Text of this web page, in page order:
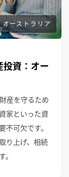
オーストラリア
投資：オー
産を守るため
家といった資
可欠です。
り上げ、相続